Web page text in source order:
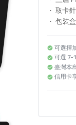
・ 取卡
・ 包裝
可選擇
可選 7-
臺灣本
信用卡